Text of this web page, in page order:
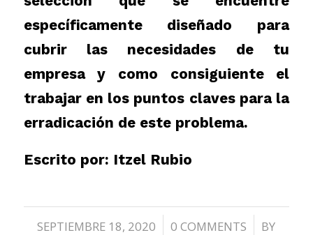
específicamente diseñado para
cubrir las necesidades de tu
empresa y como consiguiente el
trabajar en los puntos claves para la
erradicación de este problema.
Escrito por: Itzel Rubio
SEPTIEMBRE 18, 2020
/ 0 COMMENTS
/
BY